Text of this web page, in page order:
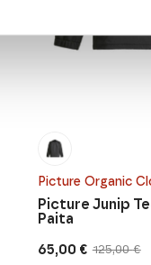
Picture Organic
125,00€
Alkuperäinen
65,00 €
Nykyinen
Picture Junip
Paita